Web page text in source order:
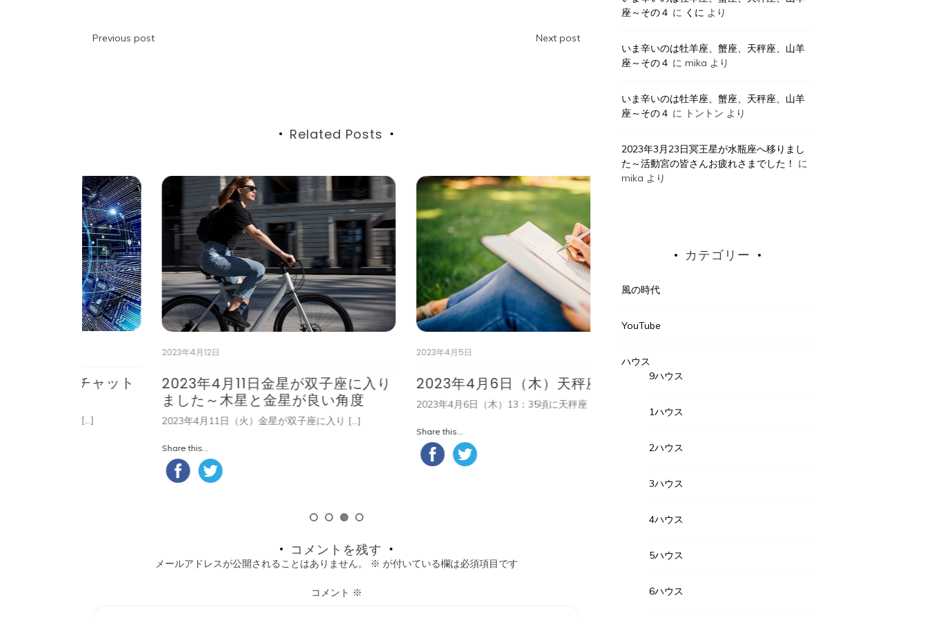
投
ー
シ
ョ
ン
Previous post Next post
Related Posts
2023年4月11日金星が双子座に入り
ました～木星と金星が良い角度
2023年4月11日（火）金星が双子座に入り […]
2023年4月6日（木）天秤座満月
2023年4月6日（木）13：35頃に天秤座 […]
5月の隣町珈琲
コメントを残す
メールアドレスが公開されることはありません。 ※ が付いている欄は必須項目です
コメント ※
座～その４ に くに より
いま辛いのは牡羊座、蟹座、天秤座、山羊
座～その４ にmika より
いま辛いのは牡羊座、蟹座、天秤座、山羊
座～その４ に トントン より
2023年3月23日冥王星が水瓶座へ移りまし
た～活動宮の皆さんお疲れさまでした！
に
mika より
カテゴリー
風の時代
YouTube
ハウス
9ハウス
1ハウス
2ハウス
3ハウス
4ハウス
5ハウス
6ハウス